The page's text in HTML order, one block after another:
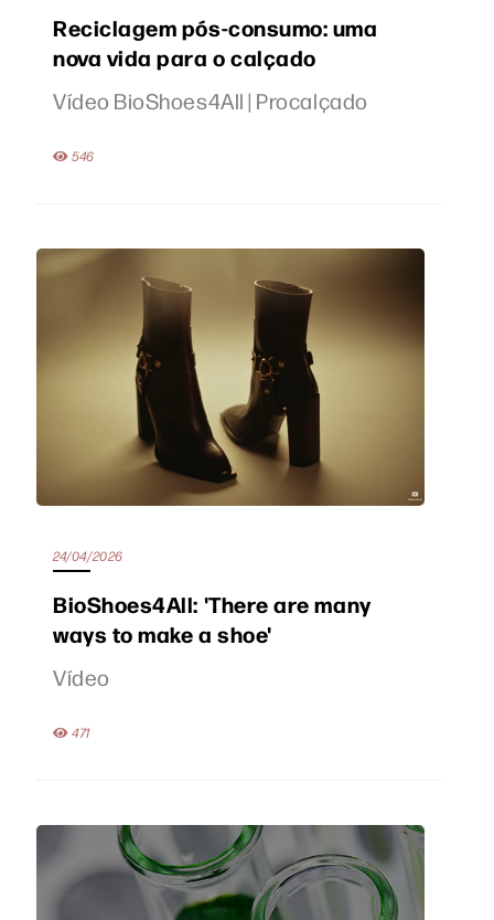
Reciclagem pós-consumo: uma
nova vida para o calçado
Vídeo BioShoes4All | Procalçado
546
24/04/2026
BioShoes4All: 'There are many
ways to make a shoe'
Vídeo
471